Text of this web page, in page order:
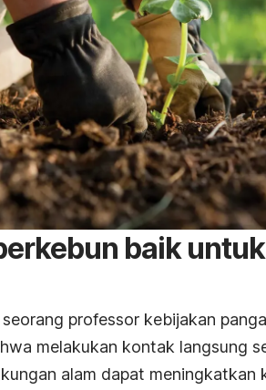
baik
professor kebijakan
melakukan kontak langsung
alam dapat meningkatkan